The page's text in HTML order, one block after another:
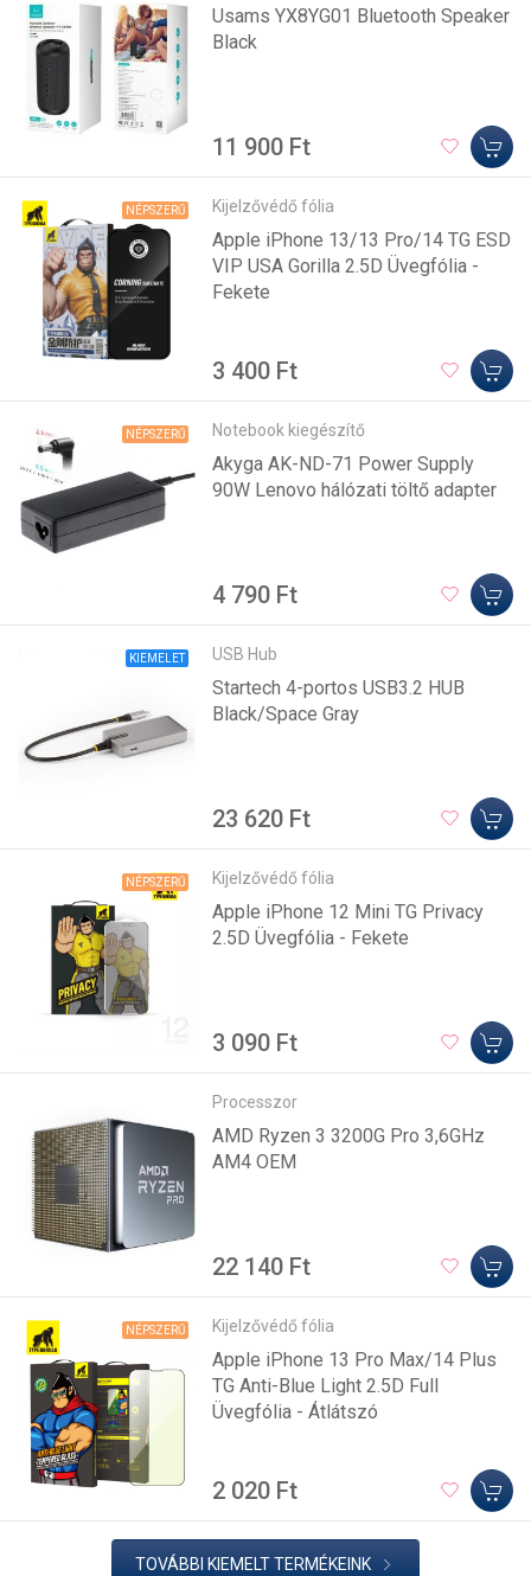
Usams YX8YG01 Bluetooth Speaker
Black
11 900 Ft
NÉPSZERŰ Kijelzővédő fólia
Apple iPhone 13/13 Pro/14 TG ESD
VIP USA Gorilla 2.5D Üvegfólia -
Fekete
3 400 Ft
NÉPSZERŰ Notebook kiegészítő
Akyga AK-ND-71 Power Supply
90W Lenovo hálózati töltő adapter
4 790 Ft
KIEMELET USB Hub
Startech 4-portos USB3.2 HUB
Black/Space Gray
23 620 Ft
NÉPSZERŰ Kijelzővédő fólia
Apple iPhone 12 Mini TG Privacy
2.5D Üvegfólia - Fekete
3 090 Ft
Processzor
AMD Ryzen 3 3200G Pro 3,6GHz
AM4 OEM
22 140 Ft
NÉPSZERŰ Kijelzővédő fólia
Apple iPhone 13 Pro Max/14 Plus
TG Anti-Blue Light 2.5D Full
Üvegfólia - Átlátszó
2 020 Ft
TOVÁBBI KIEMELT TERMÉKEINK